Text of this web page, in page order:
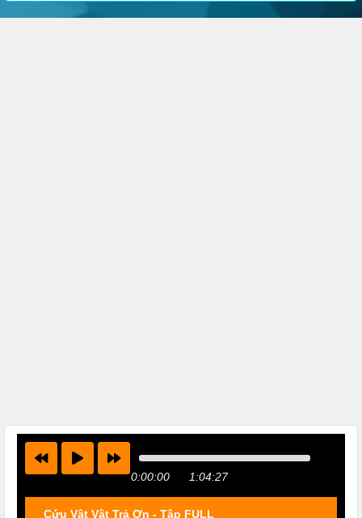
0:00:00 1:04:27
Cứu Vật Vật Trả Ơn - Tập FULL